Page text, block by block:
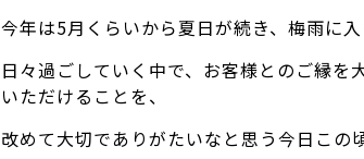
今年は5月くらいから夏日が続き、梅雨に
日々過ごしていく中で、お客様とのご縁
いただけることを、
改めて大切でありがたいなと思う今日この頃